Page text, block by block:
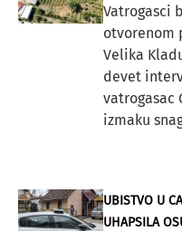
Vatrogasci
otvorenom
Velika
devet
vatrogasac
izmaku
UBISTVO U
UHAPSILA